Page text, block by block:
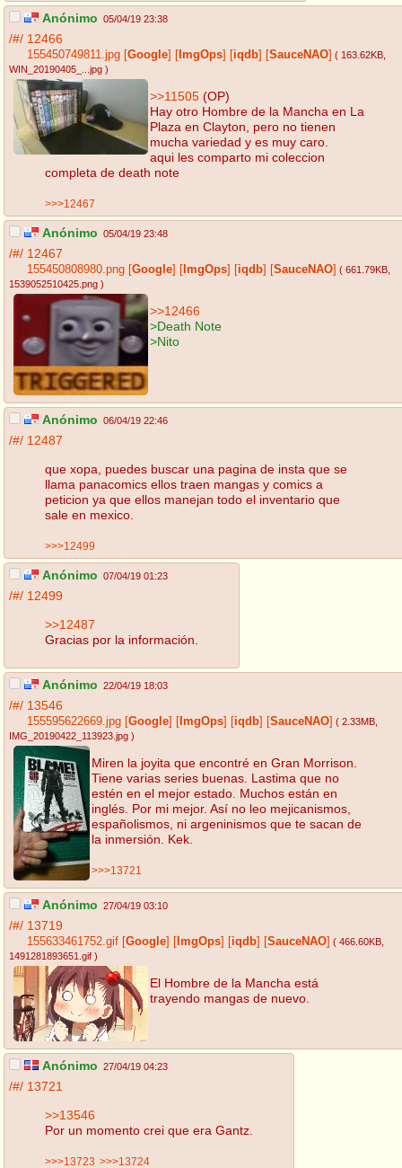
Anónimo 05/04/19 23:38
/#/ 12466
155450749811.jpg Google ImgOps iqdb SauceNAO ( 163.62KB
WIN_20190405_...jpg )
>>11505 (OP)
Hay otro Hombre de la Mancha en La
Plaza en Clayton, pero no tienen
mucha variedad y es muy caro.
aqui les comparto mi coleccion
completa de death note
>>>12467
Anónimo 05/04/19 23:48
/#/ 12467
155450808980.png Google ImgOps iqdb SauceNAO ( 661.79KB
1539052510425.png )
>>12466
>Death Note
>Nito
Anónimo 06/04/19 22:46
/#/ 12487
que xopa, puedes buscar una pagina de insta que se
llama panacomics ellos traen mangas y comics a
peticion ya que ellos manejan todo el inventario que
sale en mexico.
>>>12499
Anónimo 07/04/19 01:23
/#/ 12499
>>12487
Gracias por la información.
Anónimo 22/04/19 18:03
/#/ 13546
155595622669.jpg Google ImgOps iqdb SauceNAO ( 2.33MB
IMG_20190422_113923.jpg )
Miren la joyita que encontré en Gran Morrison.
Tiene varias series buenas. Lastima que no
estén en el mejor estado. Muchos están en
inglés. Por mi mejor. Así no leo mejicanismos,
españolismos, ni argeninismos que te sacan de
la inmersión. Kek.
>>>13721
Anónimo 27/04/19 03:10
/#/ 13719
155633461752.gif Google ImgOps iqdb SauceNAO ( 466.60KB
1491281893651.gif )
El Hombre de la Mancha está
trayendo mangas de nuevo.
Anónimo 27/04/19 04:23
/#/ 13721
>>13546
Por un momento crei que era Gantz.
>>>13723 >>>13724